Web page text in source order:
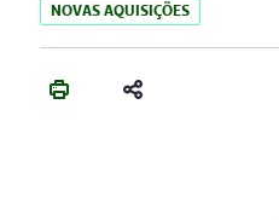
NOVAS AQUISIÇÕES